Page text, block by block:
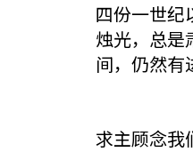
四份一世纪
烛光，总
间，仍然有
求主顾念我